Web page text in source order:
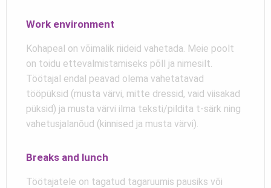
Work environment
Kohapeal on võimalik riideid vahetada. Meie poolt
on toidu ettevalmistamiseks põll ja nimesilt.
Töötajal endal peavad olema vahetatavad
tööpüksid (musta värvi, mitte dressid, vaid viisakad
püksid) ja musta värvi ilma teksti/pildita t-särk ning
vahetusjalanõud (kinnised ja musta värvi).
Breaks and lunch
Töötajatele on tagatud tagaruumis pausiks või